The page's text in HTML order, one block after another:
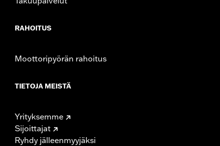
RAHOITUS
Moottoripyörän rahoitus
TIETOJA MEISTÄ
Yrityksemme
Sijoittajat
Ryhdy jälleenmyyjäksi